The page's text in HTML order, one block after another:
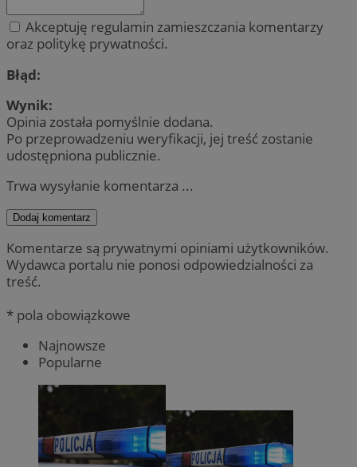
Akceptuję regulamin zamieszczania komentarzy
oraz politykę prywatności.
Błąd:
Wynik:
Opinia została pomyślnie dodana.
Po przeprowadzeniu weryfikacji, jej treść zostanie
udostępniona publicznie.
Trwa wysyłanie komentarza ...
Dodaj komentarz
Komentarze są prywatnymi opiniami użytkowników.
Wydawca portalu nie ponosi odpowiedzialności za
treść.
* pola obowiązkowe
Najnowsze
Popularne